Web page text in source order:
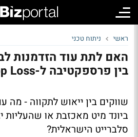
ראשי ניתוח טכני
האם לתת עוד הזדמנות
בין פרספקטיבה ל-Stop Loss?
שווקים בין ייאוש לתקווה - מה
ביונד מיט מאכזבת או שהעליות
סלברייט הישראלית?